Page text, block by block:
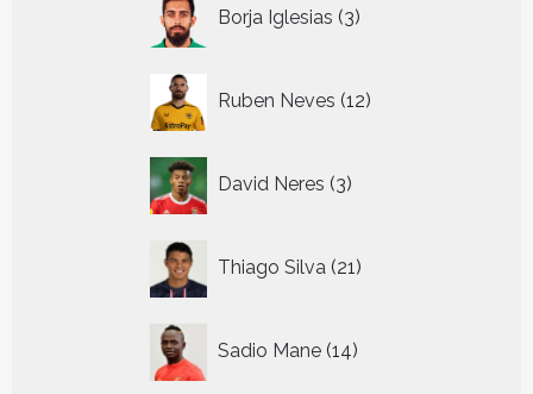
Borja Iglesias 3
producten
Ruben Neves 12
producten
David Neres 3
producten
Thiago Silva 21
producten
Sadio Mane 14
producten